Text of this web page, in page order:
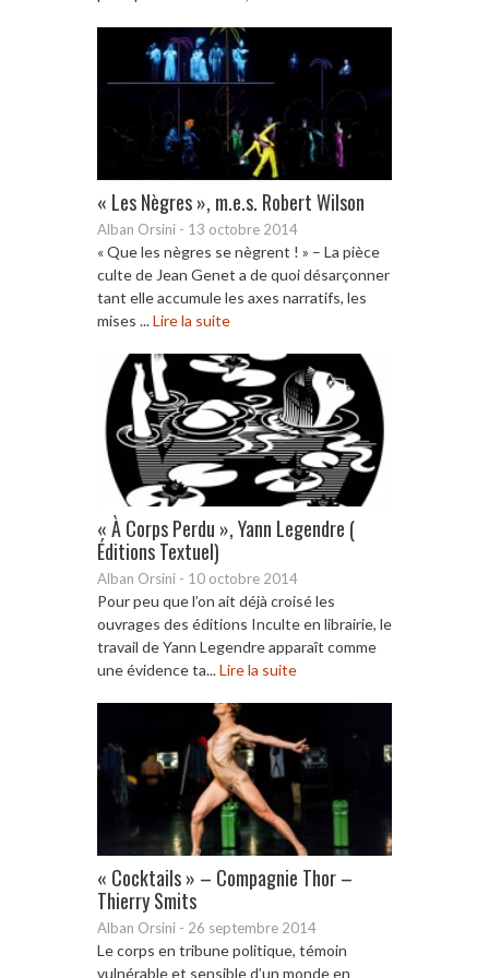
« Les Nègres », m.e.s. Robert Wilson
Alban Orsini - 13 octobre 2014
« Que les nègres se nègrent ! » – La pièce
culte de Jean Genet a de quoi désarçonner
tant elle accumule les axes narratifs, les
mises ...Lire la suite
« À Corps Perdu », Yann Legendre (
Éditions Textuel)
Alban Orsini - 10 octobre 2014
Pour peu que l’on ait déjà croisé les
ouvrages des éditions Inculte en librairie, le
travail de Yann Legendre apparaît comme
une évidence ta...Lire la suite
« Cocktails » – Compagnie Thor –
Thierry Smits
Alban Orsini - 26 septembre 2014
Le corps en tribune politique, témoin
vulnérable et sensible d’un monde en